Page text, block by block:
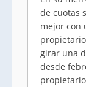
de cuotas
mejor con
girar una
desde